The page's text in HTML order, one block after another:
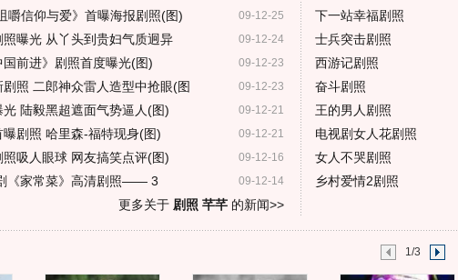
09-12-25
嚼信仰与爱》首曝海报剧照(图)
09-12-24
曝光 从丫头到贵妇气质迥异
09-12-23
前进》剧照首度曝光(图)
09-12-23
剧照 二郎神众雷人造型中抢眼(图
09-12-21
光 陆毅黑超遮面气势逼人(图)
09-12-21
曝剧照 哈里森-福特现身(图)
09-12-16
照吸人眼球 网友搞笑点评(图)
09-12-14
《家常菜》高清剧照—— 3
更多关于 剧照 芊芊的新闻>>
下一站幸福剧照
士兵突击剧照
西游记剧照
奋斗剧照
王的男人剧照
电视剧女人花剧照
女人不哭剧照
乡村爱情2剧照
1/3